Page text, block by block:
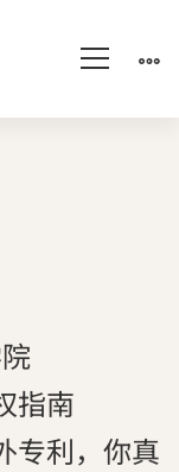
指南
专利，你真